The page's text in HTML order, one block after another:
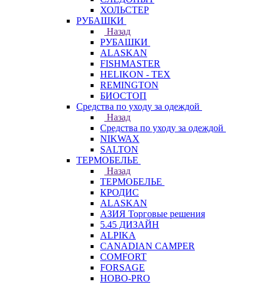
ХОЛЬСТЕР
РУБАШКИ
Назад
РУБАШКИ
ALASKAN
FISHMASTER
HELIKON - TEX
REMINGTON
БИОСТОП
Средства по уходу за одеждой
Назад
Средства по уходу за одеждой
NIKWAX
SALTON
ТЕРМОБЕЛЬЕ
Назад
ТЕРМОБЕЛЬЕ
КРОДИС
ALASKAN
АЗИЯ Торговые решения
5.45 ДИЗАЙН
ALPIKA
CANADIAN CAMPER
COMFORT
FORSAGE
HOBO-PRO